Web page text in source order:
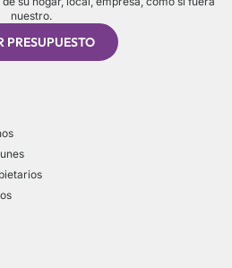
nuestro.
PRESUPUESTO